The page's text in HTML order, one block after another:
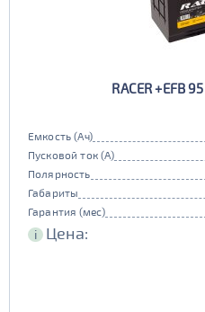
RACER +EFB
Емкость (Ач)
Пусковой ток (А)
Полярность
Габариты
Гарантия (мес)
i Цена: